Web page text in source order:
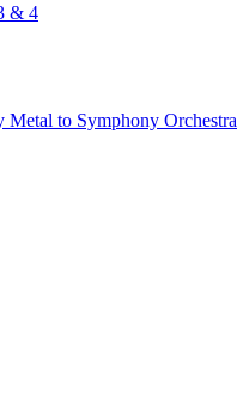
& 4
Metal to Symphony Orchestra